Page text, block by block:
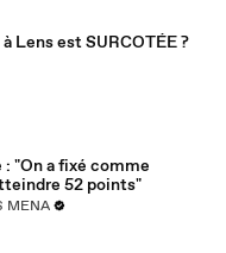
Lens est SURCOTÉE ?
: "On a fixé comme
52 points"
MENA